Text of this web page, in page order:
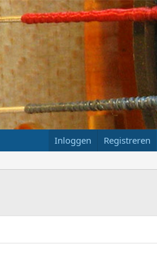
Inloggen Registreren